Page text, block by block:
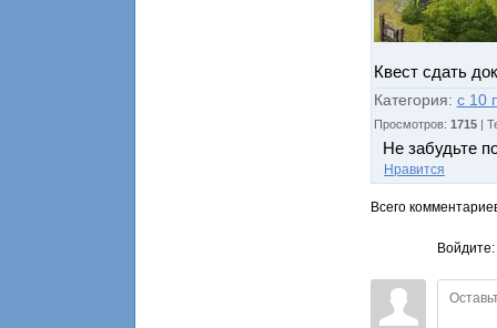
Квест сдать
Категория: с 10
Просмотров: 1715|
Не забудьте
Нравится
Всего
Войдите: